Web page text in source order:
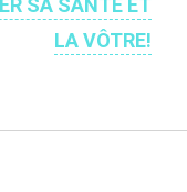
SA SANTÉ ET
LA VÔTRE!